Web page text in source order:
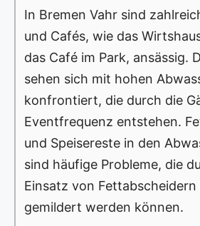
In Bremen Vahr sind
und Cafés, wie das
das Café im Park, ansässig.
sehen sich mit hohen
konfrontiert, die durch die
Eventfrequenz entstehen.
und Speisereste in den
sind häufige Probleme, die
Einsatz von
gemildert werden können.